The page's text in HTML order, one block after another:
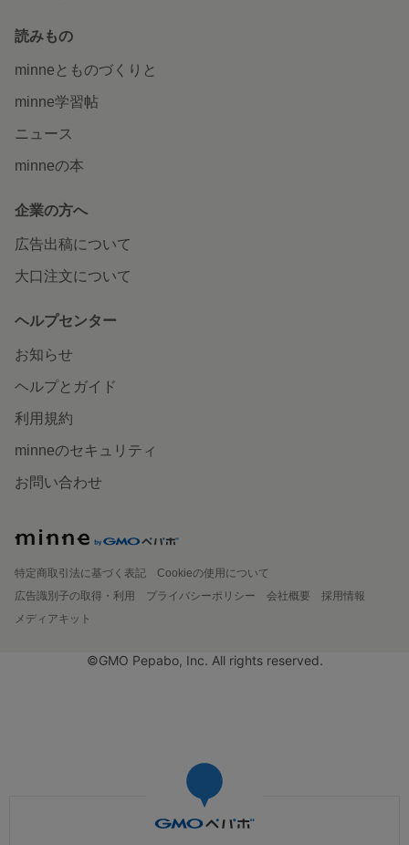
読みもの
minneとものづくりと
minne学習帖
ニュース
minneの本
企業の方へ
広告出稿について
大口注文について
ヘルプセンター
お知らせ
ヘルプとガイド
利用規約
minneのセキュリティ
お問い合わせ
特定商取引法に基づく表記
Cookieの使用について
広告識別子の取得・利用
プライバシーポリシー 会社概要
採用情報
メディアキット
©GMO Pepabo, Inc. All rights reserved.